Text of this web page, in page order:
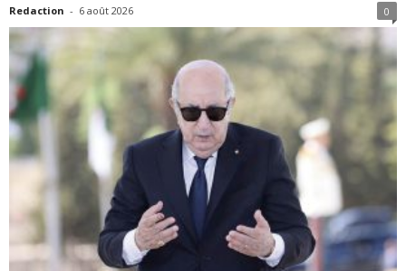
Redaction - 6 août 2026 0